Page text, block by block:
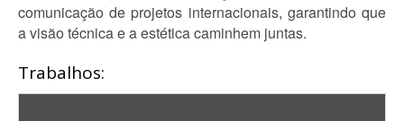
comunicação de projetos internacionais, garantindo que
a visão técnica e a estética caminhem juntas.
Trabalhos: